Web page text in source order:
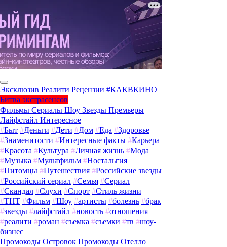
Эксклюзив Реалити Рецензии #КАКВКИНО
Битва экстрасенсов
Фильмы Сериалы Шоу Звезды Премьеры
Лайфстайл Интересное
#Быт #Деньги #Дети #Дом #Еда #Здоровье
#Знаменитости #Интересные факты #Карьера
#Красота #Культура #Личная жизнь #Мода
#Музыка #Мультфильм #Ностальгия
#Питомцы #Путешествия #Российские звезды
#Российский сериал #Семья #Сериал
#Скандал #Слухи #Спорт #Стиль жизни
#ТНТ #Фильм #Шоу #артисты #болезнь #брак
#звезды #лайфстайл #новость #отношения
#реалити #роман #съемка #съемки #тв #шоу-
бизнес
Промокоды Островок Промокоды Отелло